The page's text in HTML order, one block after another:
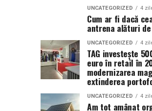
UNCATEGORIZED 4
Cum ar fi dacă
antrena alături
UNCATEGORIZED 4
TAG investește
euro în retail în
modernizarea
extinderea
UNCATEGORIZED 4
Am tot amânat